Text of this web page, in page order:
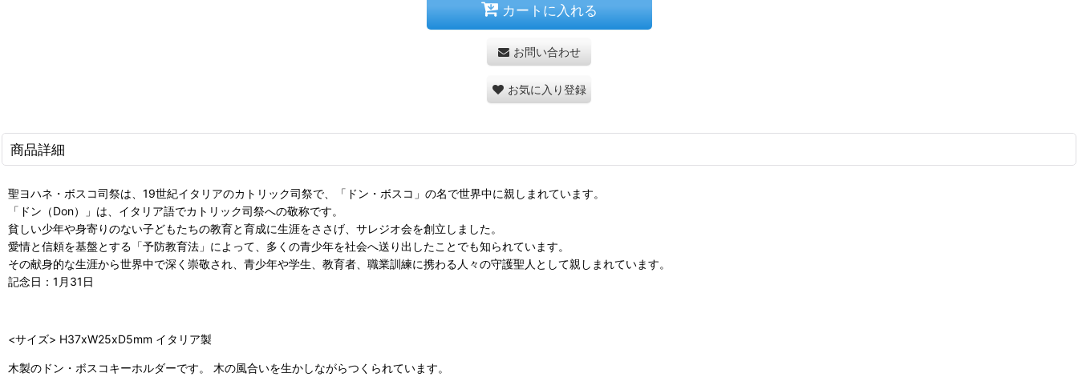
カートに入れる
お問い合わせ
お気に入り登録
商品詳細
聖ヨハネ・ボスコ司祭は、19世紀イタリアのカトリック司祭で、「ドン・ボスコ」の名で世界中に親しまれています。
「ドン（Don）」は、イタリア語でカトリック司祭への敬称です。
貧しい少年や身寄りのない子どもたちの教育と育成に生涯をささげ、サレジオ会を創立しました。
愛情と信頼を基盤とする「予防教育法」によって、多くの青少年を社会へ送り出したことでも知られています。
その献身的な生涯から世界中で深く崇敬され、青少年や学生、教育者、職業訓練に携わる人々の守護聖人として親しまれています。
記念日：1月31日
<サイズ> H37xW25xD5mm イタリア製
木製のドン・ボスコキーホルダーです。 木の風合いを生かしながらつくられています。